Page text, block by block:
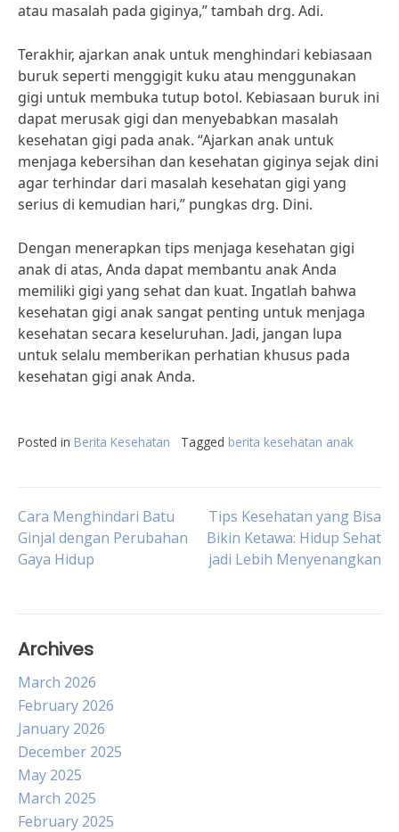
atau masalah pada giginya,” tambah drg. Adi.
Terakhir, ajarkan anak untuk menghindari kebiasaan
buruk seperti menggigit kuku atau menggunakan
gigi untuk membuka tutup botol. Kebiasaan buruk ini
dapat merusak gigi dan menyebabkan masalah
kesehatan gigi pada anak. “Ajarkan anak untuk
menjaga kebersihan dan kesehatan giginya sejak dini
agar terhindar dari masalah kesehatan gigi yang
serius di kemudian hari,” pungkas drg. Dini.
Dengan menerapkan tips menjaga kesehatan gigi
anak di atas, Anda dapat membantu anak Anda
memiliki gigi yang sehat dan kuat. Ingatlah bahwa
kesehatan gigi anak sangat penting untuk menjaga
kesehatan secara keseluruhan. Jadi, jangan lupa
untuk selalu memberikan perhatian khusus pada
kesehatan gigi anak Anda.
Posted in Berita Kesehatan Tagged berita kesehatan anak
Post
navigation
Cara Menghindari Batu
Ginjal dengan Perubahan
Gaya Hidup
Tips Kesehatan yang Bisa
Bikin Ketawa: Hidup Sehat
jadi Lebih Menyenangkan
Archives
March 2026
February 2026
January 2026
December 2025
May 2025
March 2025
February 2025